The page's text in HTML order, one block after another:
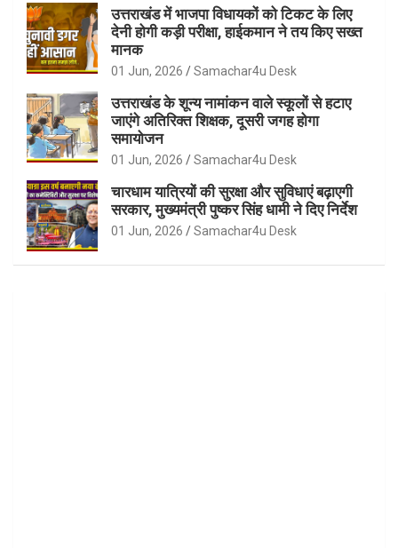
उत्तराखंड में भाजपा विधायकों को टिकट के लिए
देनी होगी कड़ी परीक्षा, हाईकमान ने तय किए सख्त
मानक
01 Jun, 2026 Samachar4u Desk
उत्तराखंड के शून्य नामांकन वाले स्कूलों से हटाए
जाएंगे अतिरिक्त शिक्षक, दूसरी जगह होगा
समायोजन
01 Jun, 2026 Samachar4u Desk
चारधाम यात्रियों की सुरक्षा और सुविधाएं बढ़ाएगी
सरकार, मुख्यमंत्री पुष्कर सिंह धामी ने दिए निर्देश
01 Jun, 2026 Samachar4u Desk